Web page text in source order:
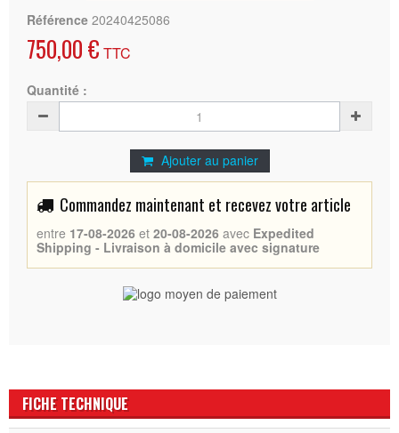
Référence 20240425086
750,00 € TTC
Quantité :
Ajouter au panier
Commandez maintenant et recevez votre article
entre 17-08-2026 et 20-08-2026 avec Expedited
Shipping - Livraison à domicile avec signature
FICHE TECHNIQUE